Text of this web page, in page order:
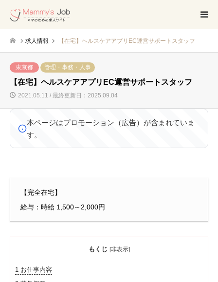
求人情報 【在宅】ヘルスケアアプリEC運営サポートスタッフ
東京都 管理・事務・人事
【在宅】ヘルスケアアプリEC運営サポートスタッフ
2021.05.11 / 最終更新日：2025.09.04
本ページはプロモーション（広告）が含まれていま
す。
【完全在宅】
給与：時給 1,500～2,000円
もくじ [非表示]
1 お仕事内容